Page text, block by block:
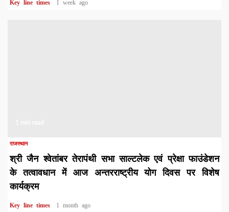
Key line times 1 week ago
राजस्थान
श्री जैन श्वेतांबर तेरापंथी सभा साल्टलेक एवं प्रेक्षा फाउंडेशन
के तत्वावधान में आज अन्तरराष्ट्रीय योग दिवस पर विशेष
कार्यक्रम
Key line times 1 month ago